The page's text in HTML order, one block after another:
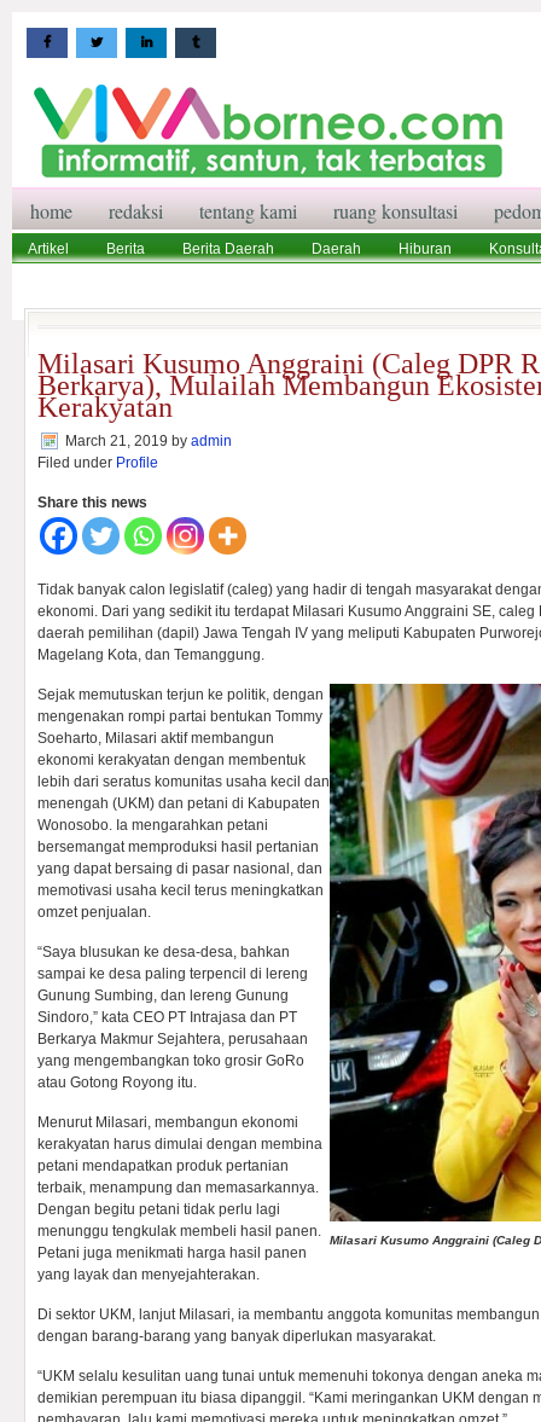
home redaksi tentang kami ruang konsultasi
Artikel Berita Berita Daerah Daerah Hiburan
Milasari Kusumo Anggraini (Caleg DPR
Berkarya), Mulailah Membangun
Kerakyatan
March 21, 2019 by admin
Filed under Profile
Share this news
Tidak banyak calon legislatif (caleg) yang hadir di tengah masyarakat
ekonomi. Dari yang sedikit itu terdapat Milasari Kusumo Anggraini SE, caleg
daerah pemilihan (dapil) Jawa Tengah IV yang meliputi Kabupaten
Magelang Kota, dan Temanggung.
Milasari Kusumo Anggraini (Caleg
Sejak memutuskan terjun ke politik, dengan
mengenakan rompi partai bentukan Tommy
Soeharto, Milasari aktif membangun
ekonomi kerakyatan dengan membentuk
lebih dari seratus komunitas usaha kecil dan
menengah (UKM) dan petani di Kabupaten
Wonosobo. Ia mengarahkan petani
bersemangat memproduksi hasil pertanian
yang dapat bersaing di pasar nasional, dan
memotivasi usaha kecil terus meningkatkan
omzet penjualan.
“Saya blusukan ke desa-desa, bahkan
sampai ke desa paling terpencil di lereng
Gunung Sumbing, dan lereng Gunung
Sindoro,” kata CEO PT Intrajasa dan PT
Berkarya Makmur Sejahtera, perusahaan
yang mengembangkan toko grosir GoRo
atau Gotong Royong itu.
Menurut Milasari, membangun ekonomi
kerakyatan harus dimulai dengan membina
petani mendapatkan produk pertanian
terbaik, menampung dan memasarkannya.
Dengan begitu petani tidak perlu lagi
menunggu tengkulak membeli hasil panen.
Petani juga menikmati harga hasil panen
yang layak dan menyejahterakan.
Di sektor UKM, lanjut Milasari, ia membantu anggota komunitas
dengan barang-barang yang banyak diperlukan masyarakat.
“UKM selalu kesulitan uang tunai untuk memenuhi tokonya dengan aneka
demikian perempuan itu biasa dipanggil. “Kami meringankan UKM dengan